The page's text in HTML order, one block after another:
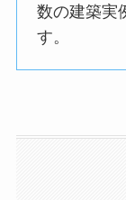
数の建築実
す。